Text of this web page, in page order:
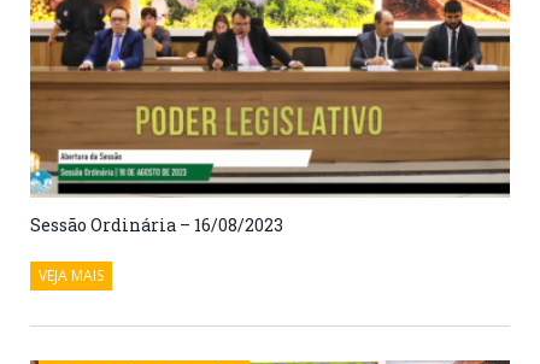
Sessão Ordinária – 16/08/2023
VEJA MAIS